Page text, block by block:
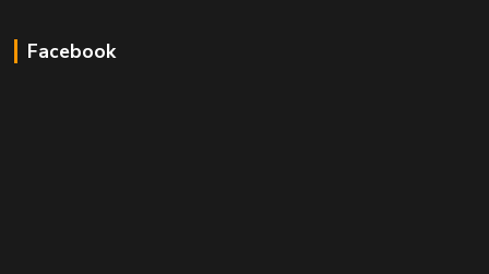
Facebook